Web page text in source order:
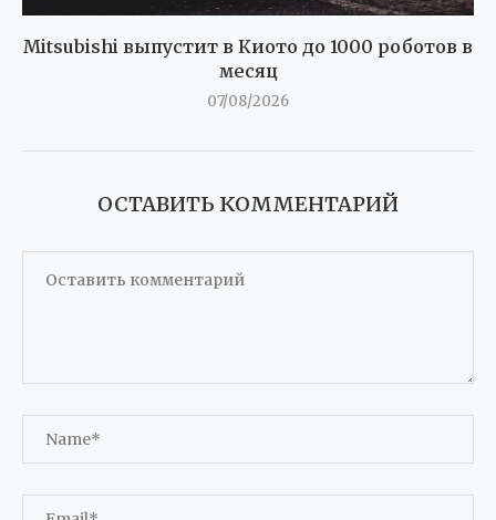
Mitsubishi выпустит в Киото до 1000 роботов в
месяц
07/08/2026
ОСТАВИТЬ КОММЕНТАРИЙ